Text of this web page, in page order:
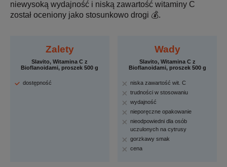
niewysoką wydajność i niską zawartość witaminy C
został oceniony jako stosunkowo drogi 💰.
Zalety
Slavito, Witamina C z
Bioflanoidami, proszek 500 g
dostępność
Wady
Slavito, Witamina C z
Bioflanoidami, proszek 500 g
niska zawartość wit. C
trudności w stosowaniu
wydajność
nieporęczne opakowanie
nieodpowiedni dla osób
uczulonych na cytrusy
gorzkawy smak
cena